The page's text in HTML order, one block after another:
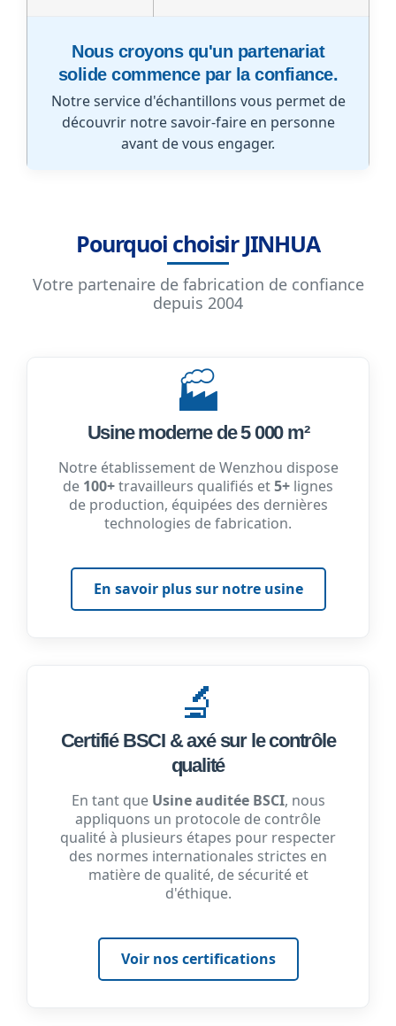
Nous croyons qu'un partenariat
solide commence par la confiance.
Notre service d'échantillons vous permet de
découvrir notre savoir-faire en personne
avant de vous engager.
Pourquoi choisir JINHUA
Votre partenaire de fabrication de confiance
depuis 2004
🏭
Usine moderne de 5 000 m²
Notre établissement de Wenzhou dispose
de 100+travailleurs qualifiés et5+ lignes
de production, équipées des dernières
technologies de fabrication.
En savoir plus sur notre usine
🔬
Certifié BSCI & axé sur le contrôle
qualité
En tant que Usine auditée BSCI, nous
appliquons un protocole de contrôle
qualité à plusieurs étapes pour respecter
des normes internationales strictes en
matière de qualité, de sécurité et
d'éthique.
Voir nos certifications